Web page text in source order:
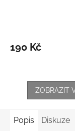
190 Kč
ZOBRAZIT
Popis Diskuze